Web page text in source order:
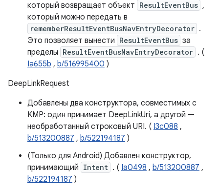
который возвращает объект ResultEventBus ,
который можно передать в
rememberResultEventBusNavEntryDecorator .
Это позволяет вынести ResultEventBus за
пределы ResultEventBusNavEntryDecorator . (
Ia655b , b/516995400 )
DeepLinkRequest
Добавлены два конструктора, совместимых с
KMP: один принимает DeepLinkUri, а другой —
необработанный строковый URI. ( I3c088 ,
b/513200887 , b/522194187 )
(Только для Android) Добавлен конструктор,
принимающий Intent . ( Ia0498 , b/513200887 ,
b/522194187 )